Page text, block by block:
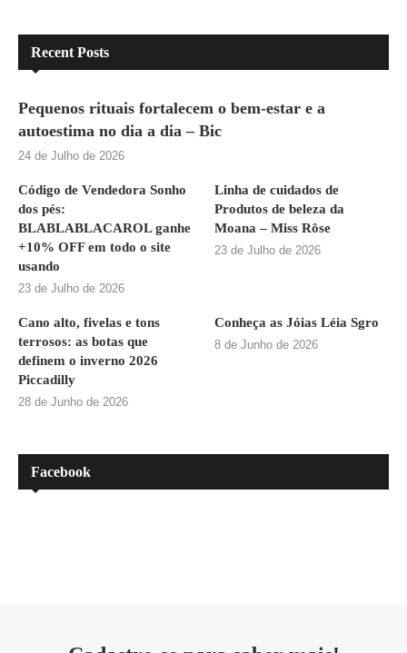
Recent Posts
Pequenos rituais fortalecem o bem-estar e a
autoestima no dia a dia – Bic
24 de Julho de 2026
Código de Vendedora Sonho
dos pés:
BLABLABLACAROL ganhe
+10% OFF em todo o site
usando
23 de Julho de 2026
Linha de cuidados de
Produtos de beleza da
Moana – Miss Rôse
23 de Julho de 2026
Cano alto, fivelas e tons
terrosos: as botas que
definem o inverno 2026
Piccadilly
28 de Junho de 2026
Conheça as Jóias Léia Sgro
8 de Junho de 2026
Facebook